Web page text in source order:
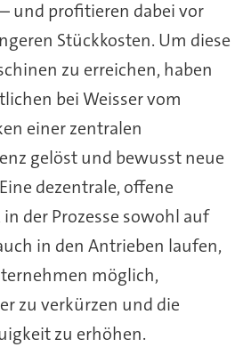
und profitieren dabei vor
Stückkosten. Um diese
zu erreichen, haben
bei Weisser vom
einer zentralen
gelöst und bewusst neue
dezentrale, offene
der Prozesse sowohl auf
in den Antrieben laufen,
möglich,
zu verkürzen und die
zu erhöhen.